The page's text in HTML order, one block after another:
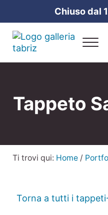
Passa al contenuto
Skip to header right
Skip to site footerChiuso dal
Galleria Tabriz
Tappeto
Ti trovi qui: Home /
Torna a tutti i tappeti